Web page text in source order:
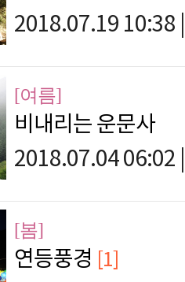
2018.07.19 10:38
[여름]
비내리는 운문사
2018.07.04 06:02
[봄]
연등풍경 [1]